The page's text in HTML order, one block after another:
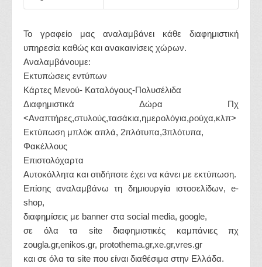
Το γραφείο μας αναλαμβάνει κάθε διαφημιστική
υπηρεσία καθώς και ανακαινίσεις χώρων.
Αναλαμβάνουμε:
Εκτυπώσεις εντύπων
Κάρτες Μενού- Καταλόγους-Πολυσέλιδα
Διαφημιστικά Δώρα Πχ
<Αναπτήρες,στυλούς,τασάκια,ημερολόγια,ρούχα,κλπ>
Εκτύπωση μπλόκ απλά, 2πλότυπα,3πλότυπα,
Φακέλλους
Επιστολόχαρτα
Αυτοκόλλητα και οτιδήποτε έχει να κάνει με εκτύπωση.
Επίσης αναλαμβάνω τη δημιουργία ιστοσελίδων, e-
shop,
διαφημίσεις με banner στα social media, google,
σε όλα τα site διαφημιστικές καμπάνιες πχ
zougla.gr,enikos.gr, protothema.gr,xe.gr,vres.gr
και σε όλα τα site που είναι διαθέσιμα στην Ελλάδα.